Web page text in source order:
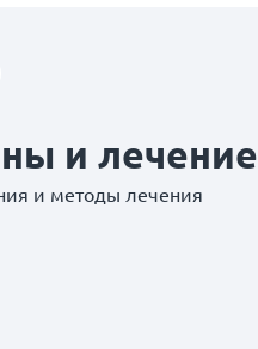
и лечение
и методы лечения